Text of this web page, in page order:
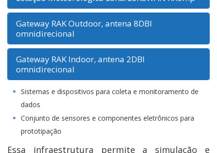
Gateway RAK Outdoor, antena 8DBI
omnidirecional
Gateway RAK Indoor, antena 2DBI
omnidirecional
Sistemas e dispositivos para coleta e monitoramento de
dados
Conjunto de sensores e componentes eletrônicos para
prototipação
Essa infraestrutura permite a simulação e